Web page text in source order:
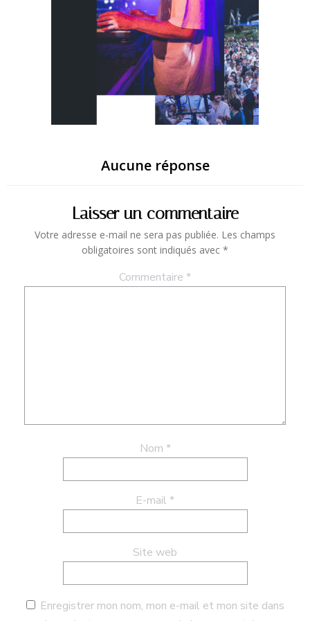
Aucune réponse
Laisser un commentaire
Votre adresse e-mail ne sera pas publiée. Les champs
obligatoires sont indiqués avec *
Commentaire *
Nom *
E-mail *
Site web
Enregistrer mon nom, mon e-mail et mon site dans